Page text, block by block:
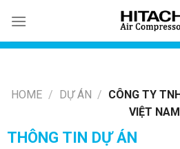
content
HOME / DỰ ÁN / CÔNG TY
VIỆT NAM
THÔNG TIN DỰ ÁN